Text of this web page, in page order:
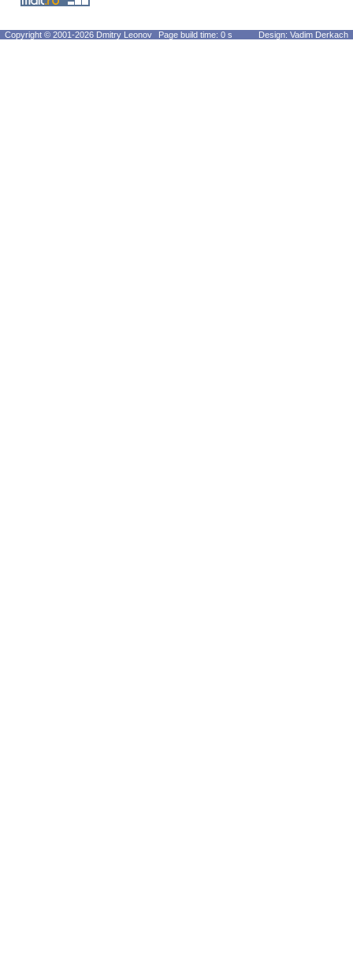
Copyright © 2001-2026 Dmitry Leonov Page build time: 0 s Design: Vadim Derkach